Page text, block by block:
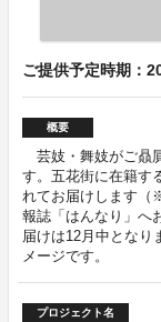
ご提供予定時期：
概要
芸妓・舞妓がご贔
す。五花街に在籍す
れてお届けします（
報誌「はんなり」へ
届けは12月中となり
メージです。
プロジェクト名